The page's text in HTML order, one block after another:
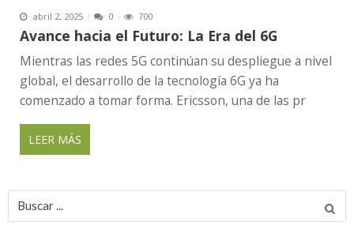
abril 2, 2025 0 700
Avance hacia el Futuro: La Era del 6G
Mientras las redes 5G continúan su despliegue a nivel
global, el desarrollo de la tecnología 6G ya ha
comenzado a tomar forma. Ericsson, una de las pr
LEER MÁS
Buscar